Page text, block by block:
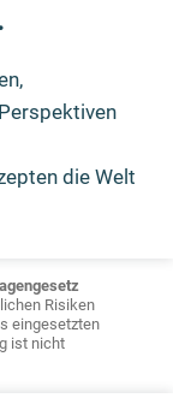
die Welt
Risiken
eingesetzten
ist nicht